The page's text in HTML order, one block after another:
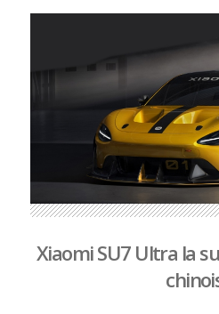
Xiaomi SU7 Ultra la